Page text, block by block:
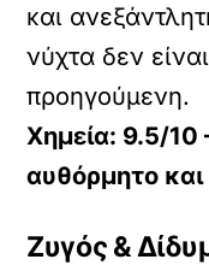
και
νύχτα δεν
προηγούμενη.
Χημεία: 9.5/
αυθόρμητο
Ζυγός &